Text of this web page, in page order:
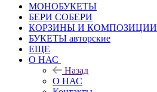
МОНОБУКЕТЫ
БЕРИ СОБЕРИ
КОРЗИНЫ И КОМПОЗИЦИИ
БУКЕТЫ авторские
ЕЩЕ
О НАС
Назад
О НАС